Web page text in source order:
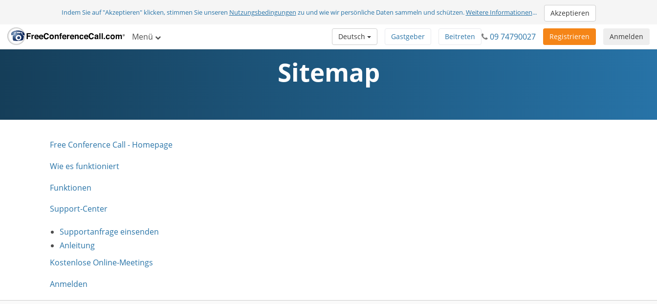
Indem Sie auf "Akzeptieren" klicken, stimmen Sie unseren Nutzungsbedingungen zu und wie wir persönliche Daten sammeln und schützen.Weitere Informationen... Akzeptieren
Menü Anmelden
Registrieren
09 74790027
Beitreten
Gastgeber
Deutsch
Sitemap
Free Conference Call - Homepage
Wie es funktioniert
Funktionen
Support-Center
Supportanfrage einsenden
Anleitung
Kostenlose Online-Meetings
Anmelden